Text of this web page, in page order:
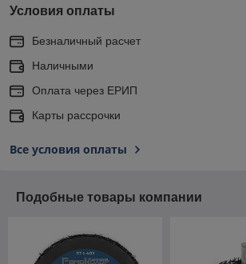
Условия оплаты
Безналичный расчет
Наличными
Оплата через ЕРИП
Карты рассрочки
Все условия оплаты
Подобные товары компании